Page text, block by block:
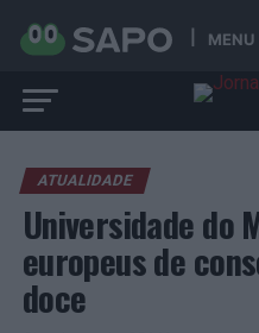
MENU
ATUALIDADE
Universidade do
europeus de
doce